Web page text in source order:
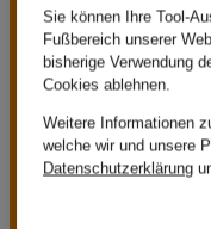
Sie können Ihre Tool-
Fußbereich unserer
bisherige Verwendung
Cookies ablehnen.
Weitere Informationen
welche wir und unsere
Datenschutzerklärung